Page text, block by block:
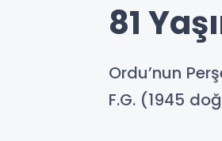
81
Ordu’nun
F.G. (1945